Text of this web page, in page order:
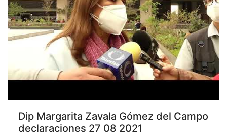
Dip Margarita Zavala Gómez del Campo
declaraciones 27 08 2021